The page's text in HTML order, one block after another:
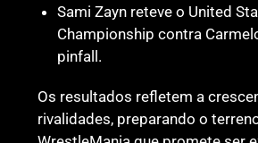
Sami Zayn reteve o United
Championship contra
pinfall.
Os resultados refletem a
rivalidades, preparando o